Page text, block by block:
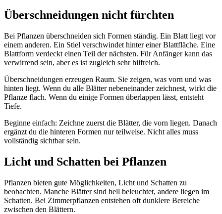
Überschneidungen nicht fürchten
Bei Pflanzen überschneiden sich Formen ständig. Ein Blatt liegt vor
einem anderen. Ein Stiel verschwindet hinter einer Blattfläche. Eine
Blattform verdeckt einen Teil der nächsten. Für Anfänger kann das
verwirrend sein, aber es ist zugleich sehr hilfreich.
Überschneidungen erzeugen Raum. Sie zeigen, was vorn und was
hinten liegt. Wenn du alle Blätter nebeneinander zeichnest, wirkt die
Pflanze flach. Wenn du einige Formen überlappen lässt, entsteht
Tiefe.
Beginne einfach: Zeichne zuerst die Blätter, die vorn liegen. Danach
ergänzt du die hinteren Formen nur teilweise. Nicht alles muss
vollständig sichtbar sein.
Licht und Schatten bei Pflanzen
Pflanzen bieten gute Möglichkeiten, Licht und Schatten zu
beobachten. Manche Blätter sind hell beleuchtet, andere liegen im
Schatten. Bei Zimmerpflanzen entstehen oft dunklere Bereiche
zwischen den Blättern.